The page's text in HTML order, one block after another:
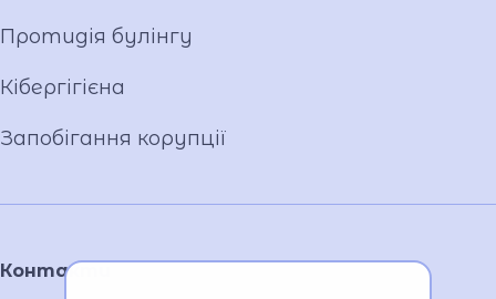
Контакти
Протидія булінгу
Кібергігієна
Запобігання корупції